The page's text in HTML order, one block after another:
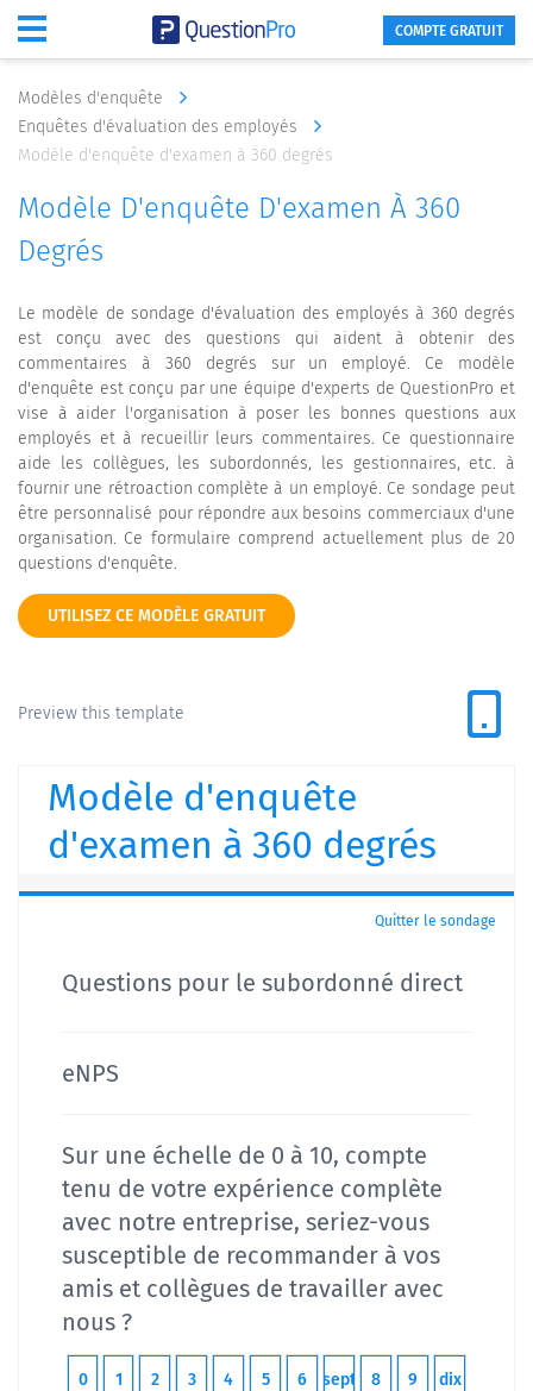
COMPTE GRATUIT
Modèles d'enquête
Enquêtes d'évaluation des employés
Modèle d'enquête d'examen à 360 degrés
Modèle D'enquête D'examen À 360
Degrés
Le modèle de sondage d'évaluation des employés à 360 degrés
est conçu avec des questions qui aident à obtenir des
commentaires à 360 degrés sur un employé. Ce modèle
d'enquête est conçu par une équipe d'experts de QuestionPro et
vise à aider l'organisation à poser les bonnes questions aux
employés et à recueillir leurs commentaires. Ce questionnaire
aide les collègues, les subordonnés, les gestionnaires, etc. à
fournir une rétroaction complète à un employé. Ce sondage peut
être personnalisé pour répondre aux besoins commerciaux d'une
organisation. Ce formulaire comprend actuellement plus de 20
questions d'enquête.
UTILISEZ CE MODÈLE GRATUIT
Preview this template